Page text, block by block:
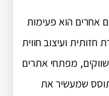
אחרים הוא פעימות
ועיצוב חווית
מפתחי אתרים
תוסס שמעשיר את